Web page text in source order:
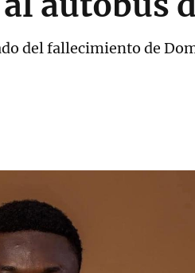
del fallecimiento de